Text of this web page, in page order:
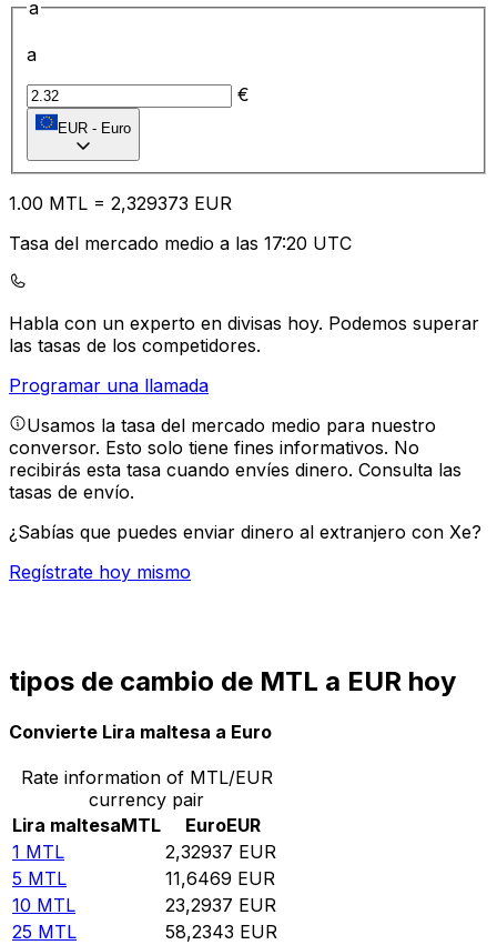
a
a
€
EUR - Euro
1.00 MTL = 2,329373 EUR
Tasa del mercado medio a las 17:20 UTC
Habla con un experto en divisas hoy. Podemos superar
las tasas de los competidores.
Programar una llamada
Usamos la tasa del mercado medio para nuestro
conversor. Esto solo tiene fines informativos. No
recibirás esta tasa cuando envíes dinero. Consulta las
tasas de envío.
¿Sabías que puedes enviar dinero al extranjero con Xe?
Regístrate hoy mismo
tipos de cambio de MTL a EUR hoy
Convierte Lira maltesa a Euro
Rate information of MTL/EUR
currency pair
Lira maltesaMTL EuroEUR
1 MTL 2,32937 EUR
5 MTL 11,6469 EUR
10 MTL 23,2937 EUR
25 MTL 58,2343 EUR